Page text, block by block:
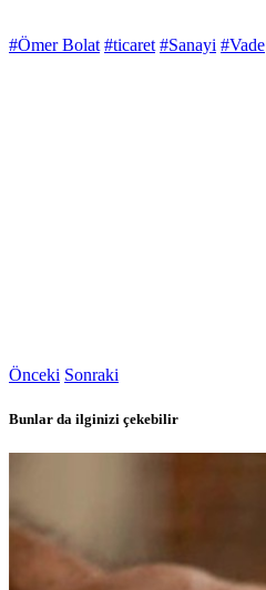
#Ömer Bolat #ticaret #Sanayi #Vade
Önceki Sonraki
Bunlar da ilginizi çekebilir